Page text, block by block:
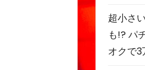
超小さ
も!? パ
オクで3